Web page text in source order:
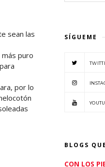
sean las
puro
por lo
SÍGUEME
BLOGS
CON LOS